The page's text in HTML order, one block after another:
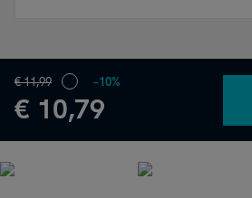
€ 11,99
€ 10,79
−10%